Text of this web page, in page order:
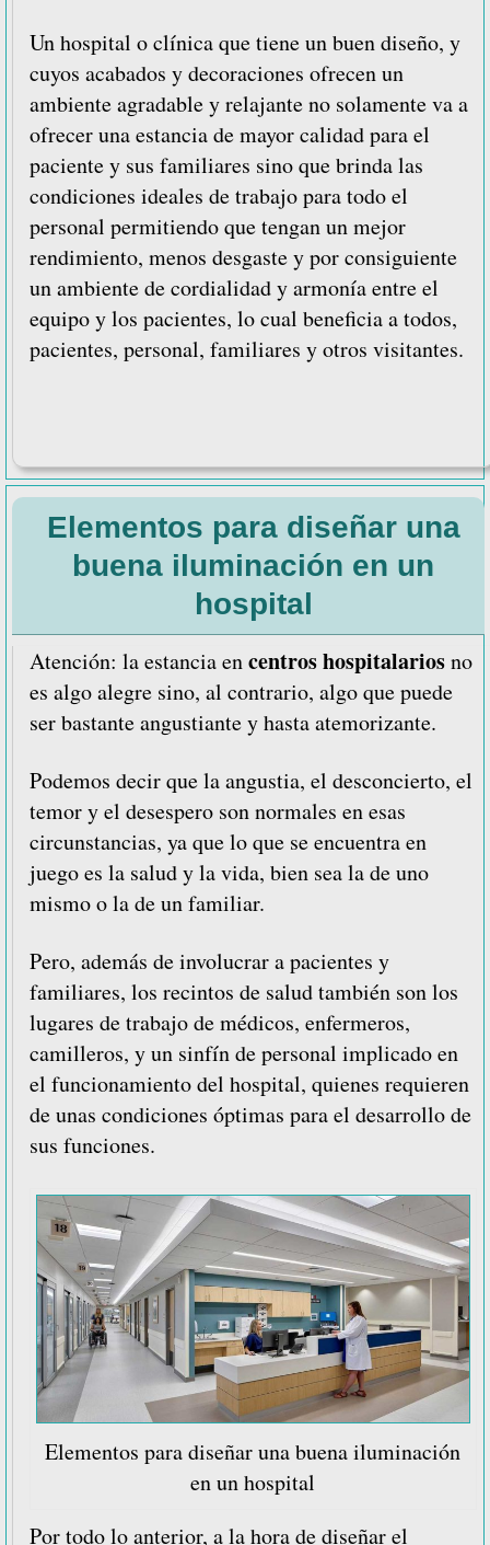
Un hospital o clínica que tiene un buen diseño, y
cuyos acabados y decoraciones ofrecen un
ambiente agradable y relajante no solamente va a
ofrecer una estancia de mayor calidad para el
paciente y sus familiares sino que brinda las
condiciones ideales de trabajo para todo el
personal permitiendo que tengan un mejor
rendimiento, menos desgaste y por consiguiente
un ambiente de cordialidad y armonía entre el
equipo y los pacientes, lo cual beneficia a todos,
pacientes, personal, familiares y otros visitantes.
Elementos para diseñar una
buena iluminación en un
hospital
Atención: la estancia encentros hospitalariosno
es algo alegre sino, al contrario, algo que puede
ser bastante angustiante y hasta atemorizante.
Podemos decir que la angustia, el desconcierto, el
temor y el desespero son normales en esas
circunstancias, ya que lo que se encuentra en
juego es la salud y la vida, bien sea la de uno
mismo o la de un familiar.
Pero, además de involucrar a pacientes y
familiares, los recintos de salud también son los
lugares de trabajo de médicos, enfermeros,
camilleros, y un sinfín de personal implicado en
el funcionamiento del hospital, quienes requieren
de unas condiciones óptimas para el desarrollo de
sus funciones.
Elementos para diseñar una buena iluminación
en un hospital
Por todo lo anterior, a la hora de diseñar el